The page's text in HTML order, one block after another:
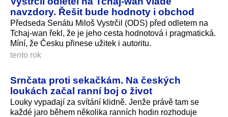
navzdory. Řešit bude hodnoty i obchod
Předseda Senátu Miloš Vystrčil (ODS) před odletem na
Tchaj-wan řekl, že je jeho cesta hodnotová i pragmatická.
Míní, že Česku přinese užitek i autoritu.
tento rok
Srnčata proti sekačkám. Na českých
loukách začal ranní boj o život
Louky vypadají za svítání klidně. Jenže právě tam se
každé jaro během několika ranních hodin rozhoduje